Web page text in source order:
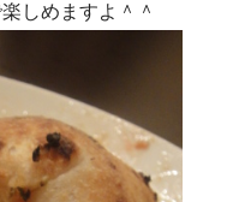
しめますよ＾＾